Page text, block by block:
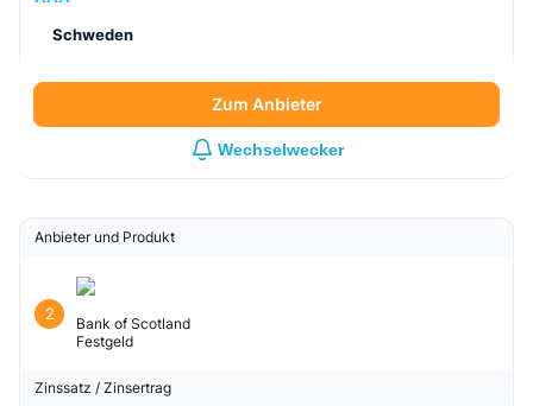
Schweden
Zum Anbieter
Wechselwecker
Anbieter und Produkt
2
Bank of Scotland
Festgeld
Zinssatz / Zinsertrag